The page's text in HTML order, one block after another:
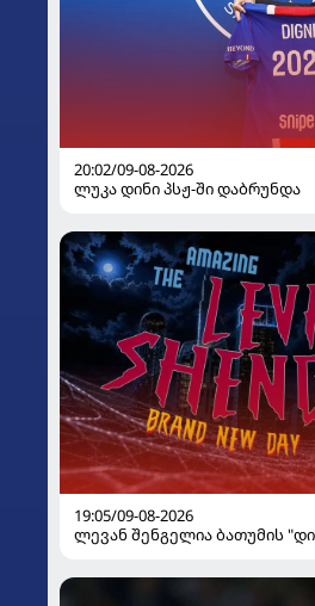
20:02/09-08-2026
ლუკა დინი პსჟ-ში დაბრუნდა
19:05/09-08-2026
ლევან შენგელია ბათუმის